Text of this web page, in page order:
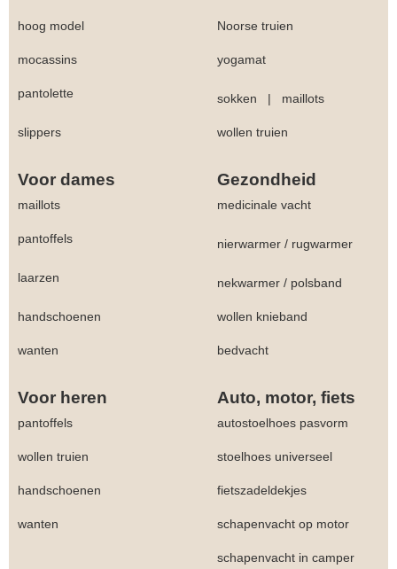
hoog model Noorse truien
mocassins yogamat
pantolette sokken | maillots
slippers wollen truien
Voor dames Gezondheid
maillots medicinale vacht
pantoffels nierwarmer / rugwarmer
laarzen nekwarmer / polsband
handschoenen wollen knieband
wanten bedvacht
Voor heren Auto, motor, fiets
pantoffels autostoelhoes pasvorm
wollen truien stoelhoes universeel
handschoenen fietszadeldekjes
wanten schapenvacht op motor
schapenvacht in camper